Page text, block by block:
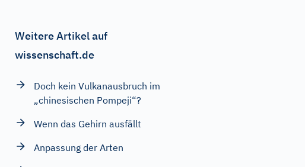
Weitere Artikel auf
wissenschaft.de
Doch kein Vulkanausbruch im
„chinesischen Pompeji“?
Wenn das Gehirn ausfällt
Anpassung der Arten